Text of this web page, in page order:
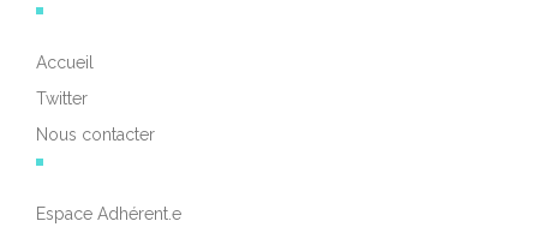
Accueil
Twitter
Nous contacter
Espace Adhérent.e